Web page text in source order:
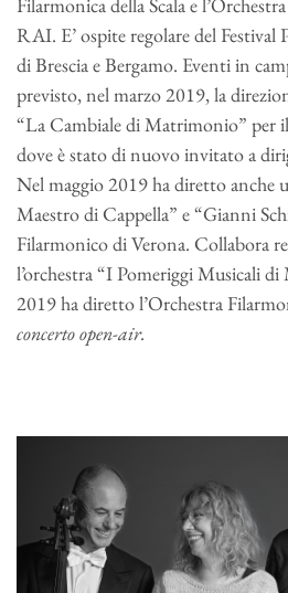
Filarmonica della Scala e
RAI. E’ ospite regolare del
di Brescia e Bergamo. Eventi in
previsto, nel marzo 2019, la
“La Cambiale di Matrimonio” per
dove è stato di nuovo invitato a
Nel maggio 2019 ha diretto anche
Maestro di Cappella” e “Gianni
Filarmonico di Verona. Collabora
l’orchestra “I Pomeriggi Musicali
2019 ha diretto l’Orchestra
concerto open-air.